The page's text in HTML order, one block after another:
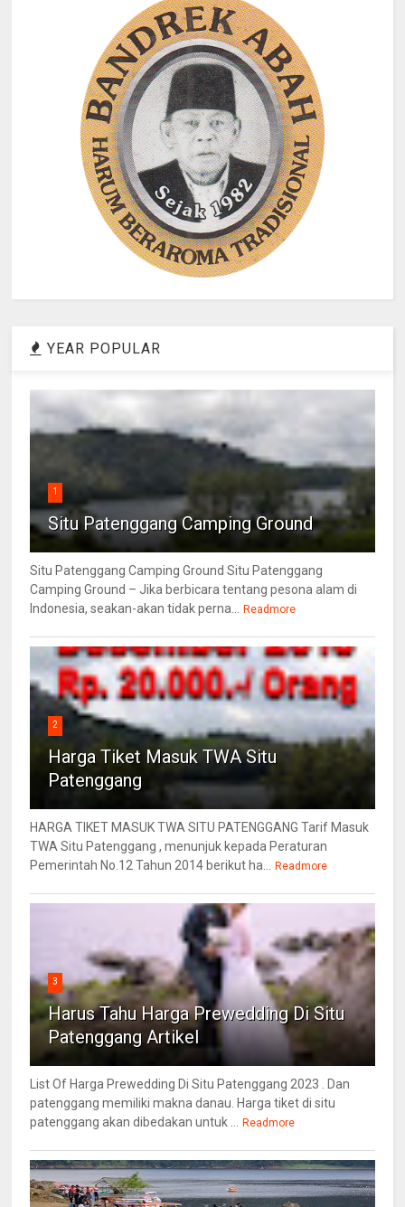
YEAR POPULAR
1
Situ Patenggang Camping Ground
Situ Patenggang Camping Ground Situ Patenggang
Camping Ground – Jika berbicara tentang pesona alam di
Indonesia, seakan-akan tidak perna...
Readmore
2
Harga Tiket Masuk TWA Situ
Patenggang
HARGA TIKET MASUK TWA SITU PATENGGANG Tarif Masuk
TWA Situ Patenggang , menunjuk kepada Peraturan
Pemerintah No.12 Tahun 2014 berikut ha...
Readmore
3
Harus Tahu Harga Prewedding Di Situ
Patenggang Artikel
List Of Harga Prewedding Di Situ Patenggang 2023 . Dan
patenggang memiliki makna danau. Harga tiket di situ
patenggang akan dibedakan untuk ...
Readmore